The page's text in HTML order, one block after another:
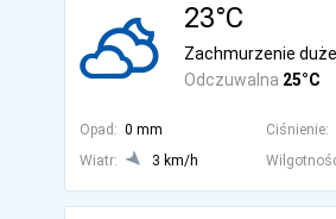
23°C
Odczuwalna 25°C
Zachmurzenie duże
Opad: 0 mm Ciśnienie:
Wiatr:
3 km/h